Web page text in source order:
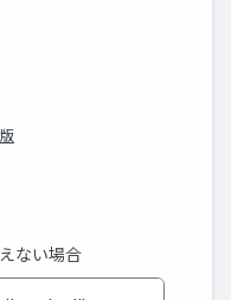
ない場合